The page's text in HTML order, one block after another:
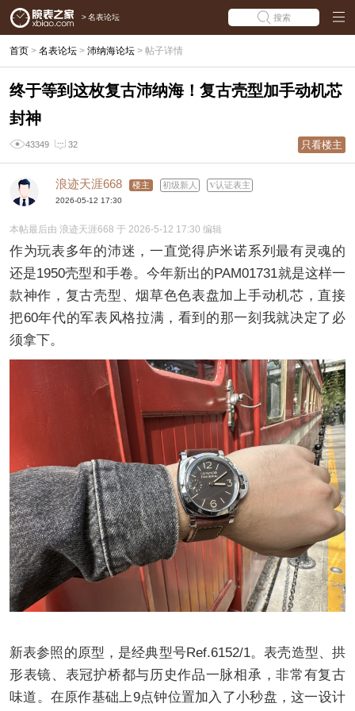
> 名表论坛 搜索
首页 > 名表论坛 > 沛纳海论坛 > 帖子详情
终于等到这枚复古沛纳海！复古壳型加手动机芯
封神
43349 32 只看楼主
浪迹天涯668 楼主 初级新人 认证表主
2026-05-12 17:30
本帖最后由 浪迹天涯668 于 2026-5-12 17:30 编辑
作为玩表多年的沛迷，一直觉得庐米诺系列最有灵魂的
还是1950壳型和手卷。今年新出的PAM01731就是这样一
款神作，复古壳型、烟草色色表盘加上手动机芯，直接
把60年代的军表风格拉满，看到的那一刻我就决定了必
须拿下。
新表参照的原型，是经典型号Ref.6152/1。表壳造型、拱
形表镜、表冠护桥都与历史作品一脉相承，非常有复古
味道。在原作基础上9点钟位置加入了小秒盘，这一设计